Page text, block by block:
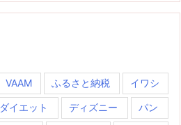
VAAM ふるさと納税 イワシ
ダイエット ディズニー パン